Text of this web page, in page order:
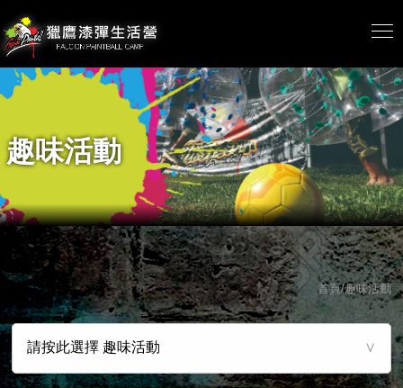
趣味活動
首頁/趣味活動
請按此選擇 趣味活動 ∨